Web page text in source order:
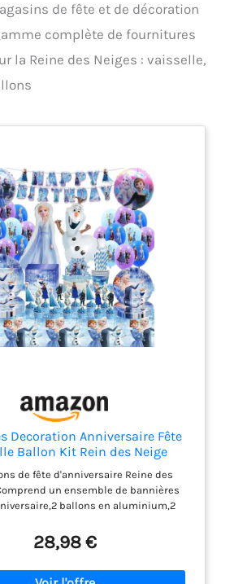
de fête et de décoration
complète de fournitures
la Reine des Neiges : vaisselle,
Decoration Anniversaire Fête
Ballon Kit Rein des Neige
Anniversaire Vaisselle Kit 4
Decoration Anniversaire Filles
des Neig Assiettes, Serviettes
de fête d'anniversaire Reine des
un ensemble de bannières
ballons en aluminium,2
9 pouces,10 assiettes de 7 pouces,20
en papier,10 tasses,10 pailles,24
pour cupcakes,1 Gâteau Topper,1
28,98 €